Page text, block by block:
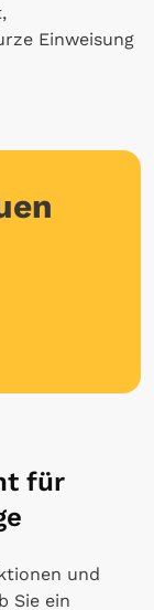
Einweisung
für
und
Sie ein